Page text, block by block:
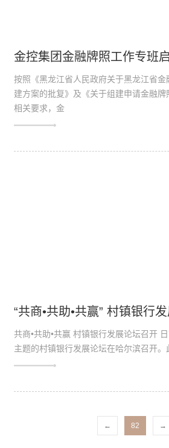
金控集团金融牌照工作专班
按照《黑龙江省人民政府关于黑龙江省金
建方案的批复》及《关于组建申请金融
相关要求，金
“共商•共助•共赢” 村镇银行
共商•共助•共赢 村镇银行发展论坛召开
主题的村镇银行发展论坛在哈尔滨召开。
← 82 →